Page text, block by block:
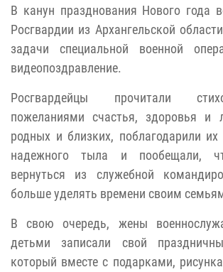
В канун празднования Нового года
Росгвардии из Архангельской
задачи специальной военной
видеопоздравление.
Росгвардейцы прочитали
пожеланиями счастья, здоровья и
родных и близких, поблагодарили их
надежного тыла и пообещали,
вернуться из служебной
больше уделять времени своим
В свою очередь, жены
детьми записали свой
который вместе с подарками,